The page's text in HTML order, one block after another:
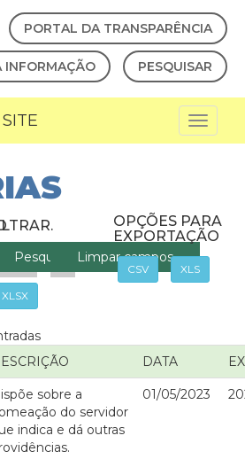
PORTAL DA TRANSPARÊNCIA
INFORMAÇÃO PESQUISAR
.
OPÇÕES PARA
EXPORTAÇÃO
CSV
XLS
XLSX
DATA
sobre a
do servidor
indica e dá outras
01/05/2023